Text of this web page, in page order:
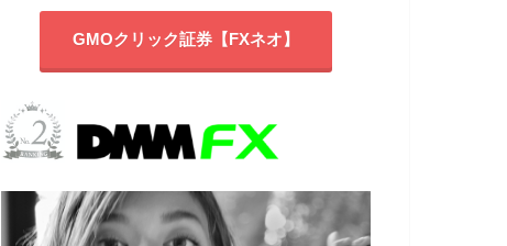
GMOクリック証券【FXネオ】